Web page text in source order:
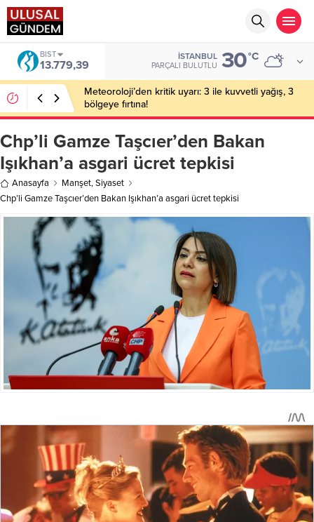
BIST
13.779,39
İSTANBUL
PARÇALI BULUTLU 30°C
Meteoroloji’den kritik uyarı: 3 ile kuvvetli yağış, 3
bölgeye fırtına!
Chp’li Gamze Taşcıer’den Bakan
Işıkhan’a asgari ücret tepkisi
Anasayfa Manşet,Siyaset
Chp’li Gamze Taşcıer’den Bakan Işıkhan’a asgari ücret tepkisi